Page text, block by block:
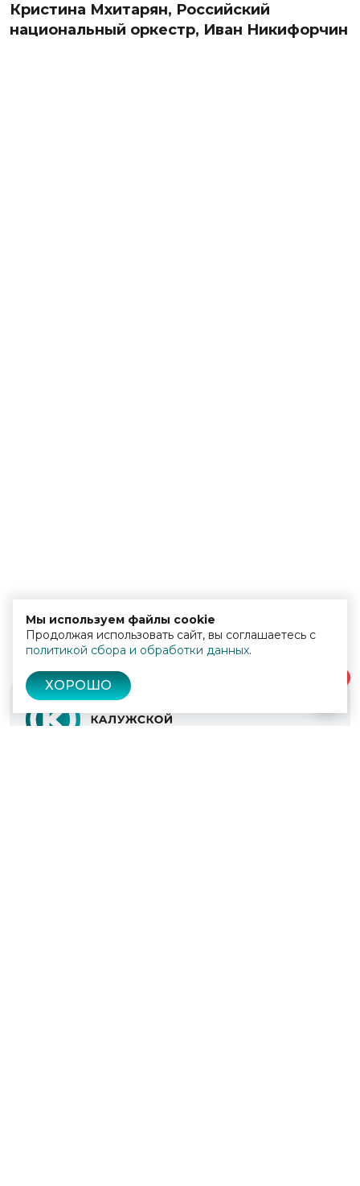
Кристина Мхитарян, Российский
национальный оркестр, Иван Никифорчин
Мы используем файлы cookie
Продолжая использовать сайт, вы соглашаетесь с
политикой сбора и обработки данных.
ХОРОШО